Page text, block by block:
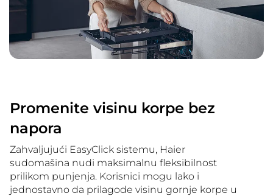
Promenite visinu korpe bez
napora
Zahvaljujući EasyClick sistemu, Haier
sudomašina nudi maksimalnu fleksibilnost
prilikom punjenja. Korisnici mogu lako i
jednostavno da prilagode visinu gornje korpe u